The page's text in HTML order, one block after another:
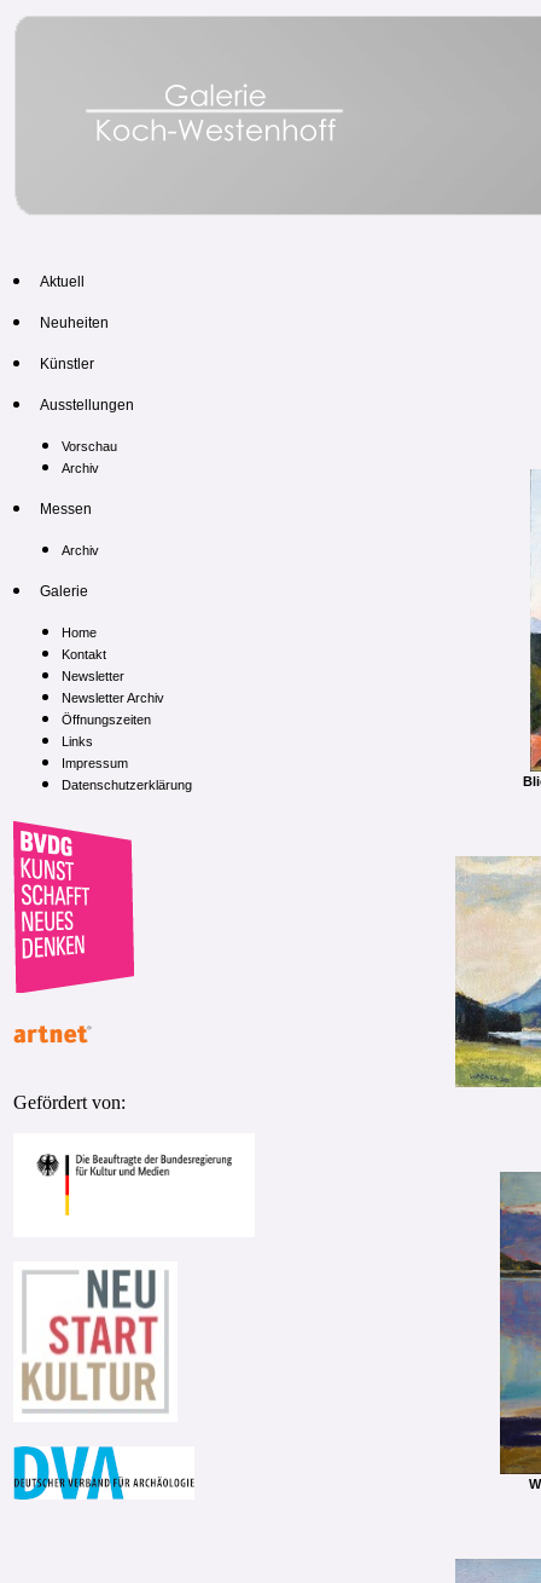
Aktuell
Neuheiten
Künstler
Ausstellungen
Vorschau
Archiv
Messen
Archiv
Galerie
Home
Kontakt
Newsletter
Newsletter Archiv
Öffnungszeiten
Links
Impressum
Datenschutzerklärung
Gefördert von: